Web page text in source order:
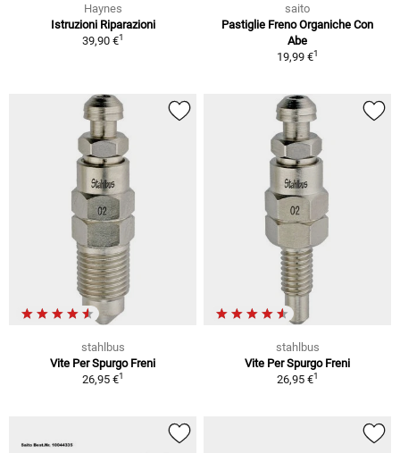
Haynes
Istruzioni Riparazioni
39,90 €1
saito
Pastiglie Freno Organiche Con
Abe
19,99 €1
stahlbus
Vite Per Spurgo Freni
26,95 €1
stahlbus
Vite Per Spurgo Freni
26,95 €1